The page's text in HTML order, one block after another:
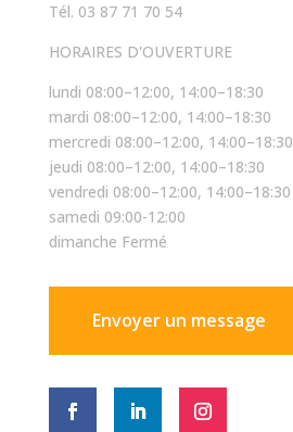
Tél. 03 87 71 70 54
HORAIRES D'OUVERTURE
lundi 08:00–12:00, 14:00–18:30
mardi 08:00–12:00, 14:00–18:30
mercredi 08:00–12:00, 14:00–18:30
jeudi 08:00–12:00, 14:00–18:30
vendredi 08:00–12:00, 14:00–18:30
samedi 09:00-12:00
dimanche Fermé
Envoyer un message